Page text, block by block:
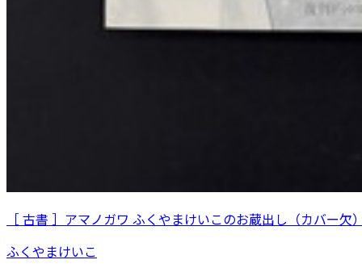
［ 古書 ］アマノガワ ふくやまけいこのお蔵出し（カバー欠
ふくやまけいこ